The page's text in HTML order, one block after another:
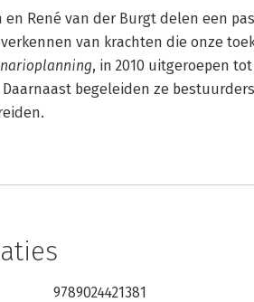
en René van der Burgt delen een
van krachten die onze
, in 2010 uitgeroepen
Daarnaast begeleiden ze
9789024421381